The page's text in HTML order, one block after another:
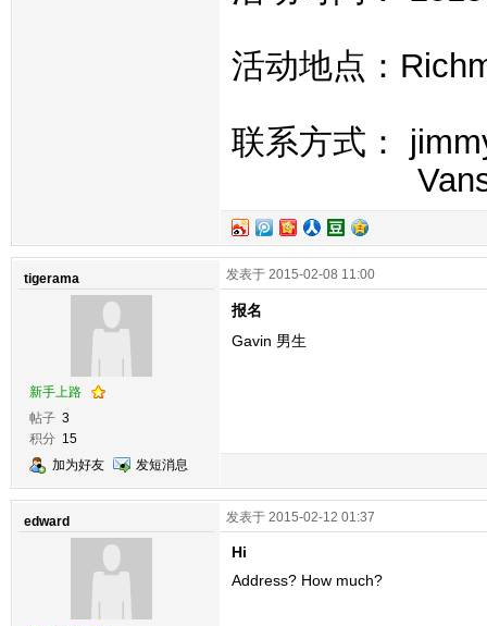
活动地点：
联系方式：
tigerama
新手上路
帖子 3
积分 15
加为好友
发短消息
发表于 2015-02-08 11:00
报名
Gavin 男生
edward 发表于 2015-02-12 01:37
Hi
Address? How much?